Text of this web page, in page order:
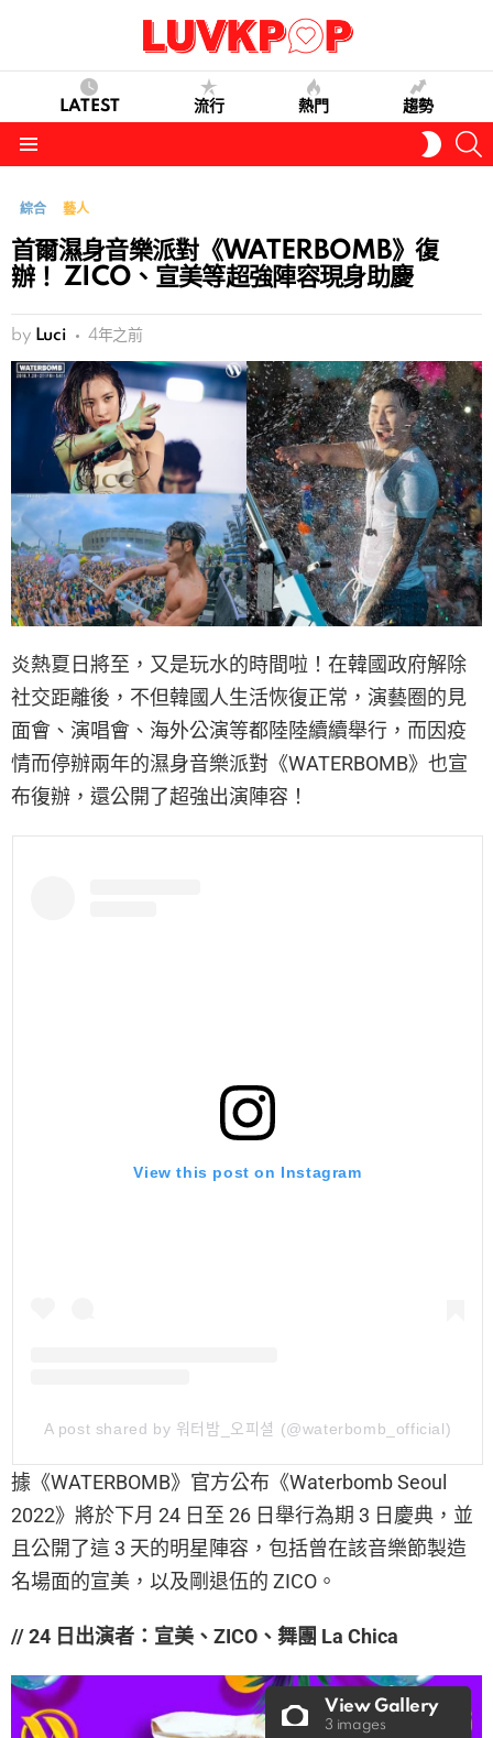
LATEST 流行 熱門 趨勢
SKIN
綜合 藝人
首爾濕身音樂派對《WATERBOMB》復
辦！ ZICO、宣美等超強陣容現身助慶
by Luci 4年之前
炎熱夏日將至，又是玩水的時間啦！在韓國政府解除
社交距離後，不但韓國人生活恢復正常，演藝圈的見
面會、演唱會、海外公演等都陸陸續續舉行，而因疫
情而停辦兩年的濕身音樂派對《WATERBOMB》也宣
布復辦，還公開了超強出演陣容！
View this post on Instagram
A post shared by 워터밤_오피셜 (@waterbomb_official)
據《WATERBOMB》官方公布《Waterbomb Seoul
2022》將於下月 24 日至 26 日舉行為期 3 日慶典，並
且公開了這 3 天的明星陣容，包括曾在該音樂節製造
名場面的宣美，以及剛退伍的 ZICO。
// 24 日出演者：宣美、ZICO、舞團 La Chica
View Gallery
3 images